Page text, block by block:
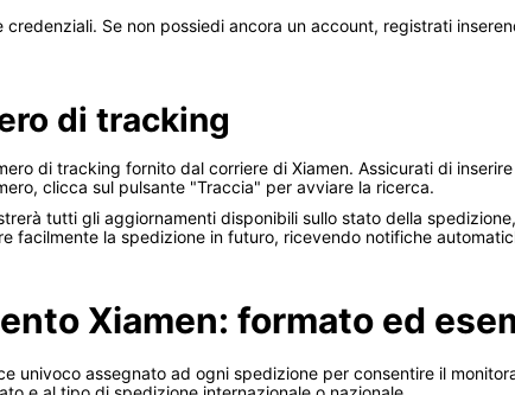
Se non possiedi ancora un account, registrati
di tracking
di tracking fornito dal corriere di Xiamen. Assicurati di
clicca sul pulsante "Traccia" per avviare la ricerca.
tutti gli aggiornamenti disponibili sullo stato della
facilmente la spedizione in futuro, ricevendo notifiche
Xiamen: formato ed
univoco assegnato ad ogni spedizione per consentire il